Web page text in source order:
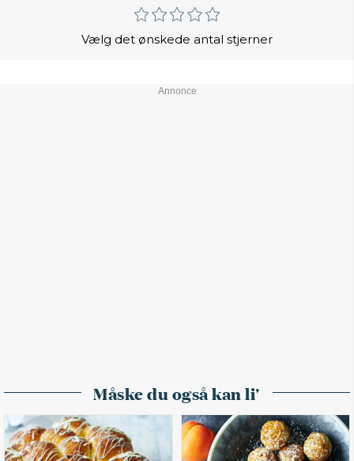
Vælg det ønskede antal stjerner
Måske du også kan li'